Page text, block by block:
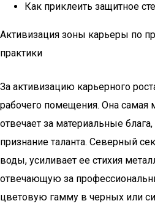
Как приклеить защитное
Активизация зоны карьеры по
практики
За активизацию карьерного
рабочего помещения. Она самая
отвечает за материальные
признание таланта. Северный
воды, усиливает ее стихия
отвечающую за
цветовую гамму в черных или